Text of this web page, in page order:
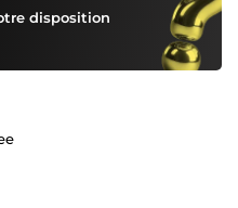
disposition